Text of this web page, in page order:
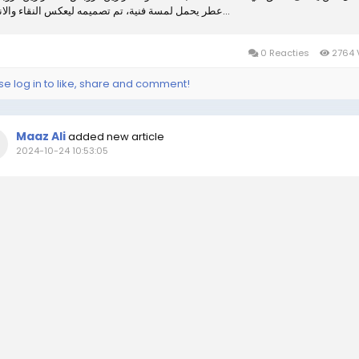
عطر يحمل لمسة فنية، تم تصميمه ليعكس النقاء والانتعاش...
0 Reacties 2764
log in to like, share and comment!
Maaz Aliadded new article
2024-10-24 10:53:05